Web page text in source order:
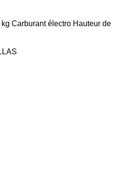
kg Carburant électro Hauteur de